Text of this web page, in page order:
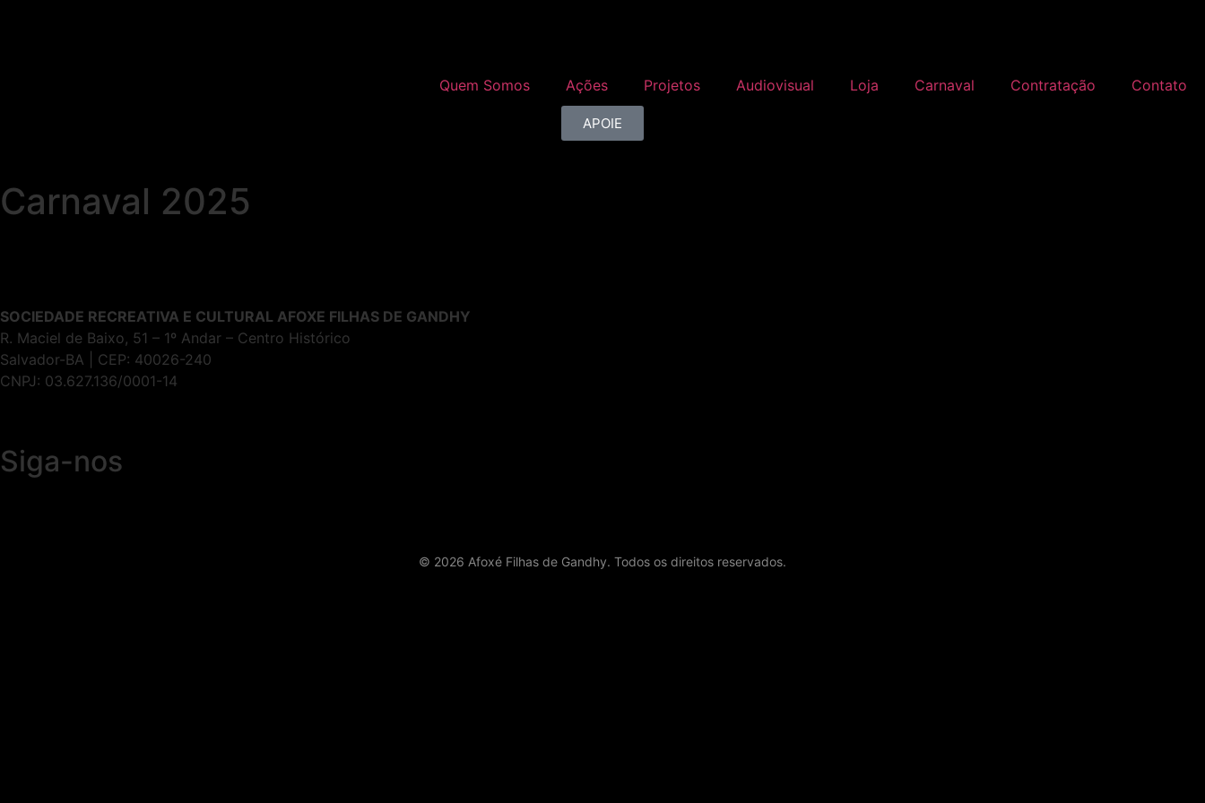
Quem Somos Ações Projetos Audiovisual Loja Carnaval Contratação Contato
APOIE
Carnaval 2025
SOCIEDADE RECREATIVA E CULTURAL AFOXE FILHAS DE GANDHY
R. Maciel de Baixo, 51 – 1º Andar – Centro Histórico
Salvador-BA | CEP: 40026-240
CNPJ: 03.627.136/0001-14
Siga-nos
© 2026 Afoxé Filhas de Gandhy. Todos os direitos reservados.